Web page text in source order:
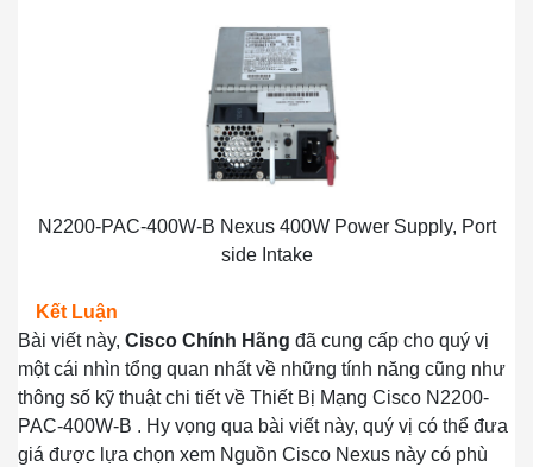
N2200-PAC-400W-B Nexus 400W Power Supply, Port
side Intake
Kết Luận
Bài viết này, Cisco Chính Hãng đã cung cấp cho quý vị
một cái nhìn tổng quan nhất về những tính năng cũng như
thông số kỹ thuật chi tiết về Thiết Bị Mạng Cisco N2200-
PAC-400W-B . Hy vọng qua bài viết này, quý vị có thể đưa
giá được lựa chọn xem Nguồn Cisco Nexus này có phù